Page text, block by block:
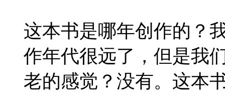
这本书是哪年创作的？
作年代很远了，但是我
老的感觉？没有。这本